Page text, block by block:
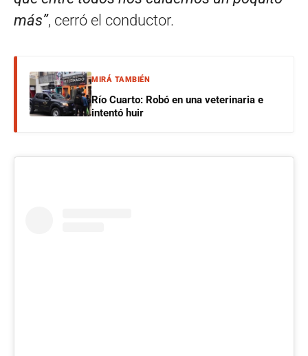
más”, cerró el conductor.
MIRÁ TAMBIÉN
Río Cuarto: Robó en una veterinaria e
intentó huir